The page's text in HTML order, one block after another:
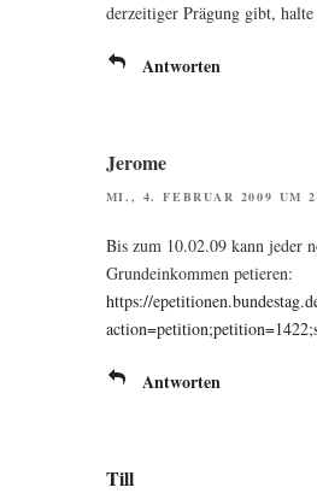
der­zei­ti­ger Prä­gung gibt,
Antworten
Jerome
MI., 4. FEBRUAR 2009 UM
Bis zum 10.02.09 kann jeder
Grund­ein­kom­men petieren:
https://
Antworten
Till